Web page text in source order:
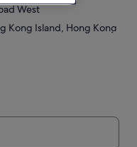
West
Kong Island, Hong Kong